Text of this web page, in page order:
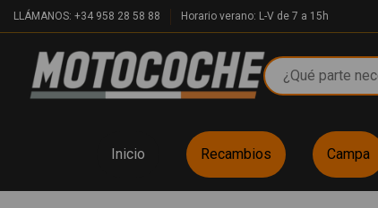
LLÁMANOS: +34 958 28 58 88 Horario verano: L-V de 7 a 15h
Inicio Recambios Campa